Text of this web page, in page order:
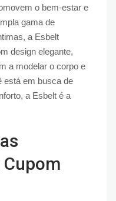
o bem-estar e
gama de
a Esbelt
design elegante,
a modelar o corpo e
está em busca de
a Esbelt é a